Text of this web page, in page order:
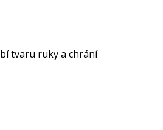
tvaru ruky a chrání